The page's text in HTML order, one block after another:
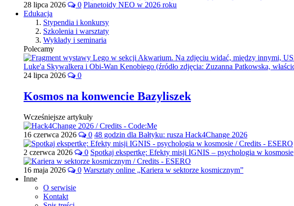
28 lipca 2026 0 Planetoidy NEO w 2026 roku
Edukacja
Stypendia i konkursy
Szkolenia i warsztaty
Wykłady i seminaria
Polecamy
24 lipca 2026 0
Kosmos na konwencie Bazyliszek
Wcześniejsze artykuły
16 czerwca 2026 0 48 godzin dla Bałtyku: rusza Hack4Change 2026
2 czerwca 2026 0 Spotkaj ekspertkę: Efekty misji IGNIS – psychologia w kosmosie
16 maja 2026 0 Warsztaty online „Kariera w sektorze kosmicznym”
Inne
O serwisie
Kontakt